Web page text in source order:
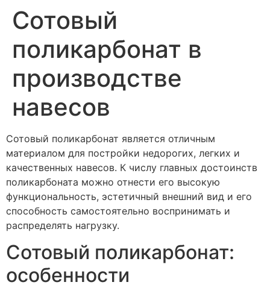
Сотовый
поликарбонат в
производстве
навесов
Сотовый поликарбонат является отличным
материалом для постройки недорогих, легких и
качественных навесов. К числу главных достоинств
поликарбоната можно отнести его высокую
функциональность, эстетичный внешний вид и его
способность самостоятельно воспринимать и
распределять нагрузку.
Сотовый поликарбонат:
особенности